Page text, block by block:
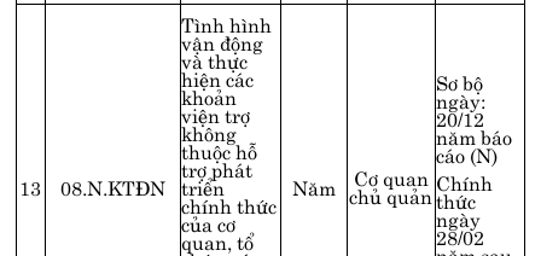
13 08.N.KTĐN
Tình hình
vận động
và thực
hiện các
khoản
viện trợ
không
thuộc hỗ
trợ phát
triển
chính thức
của cơ
quan, tổ
Năm Cơ quan
chủ quản
Sơ bộ
ngày:
20/12
năm báo
cáo (N)
Chính
thức
ngày
28/02